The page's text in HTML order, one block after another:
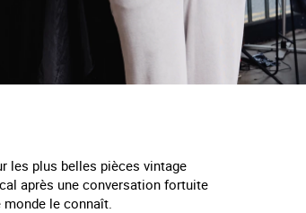
les plus belles pièces vintage
après une conversation fortuite
le connaît.